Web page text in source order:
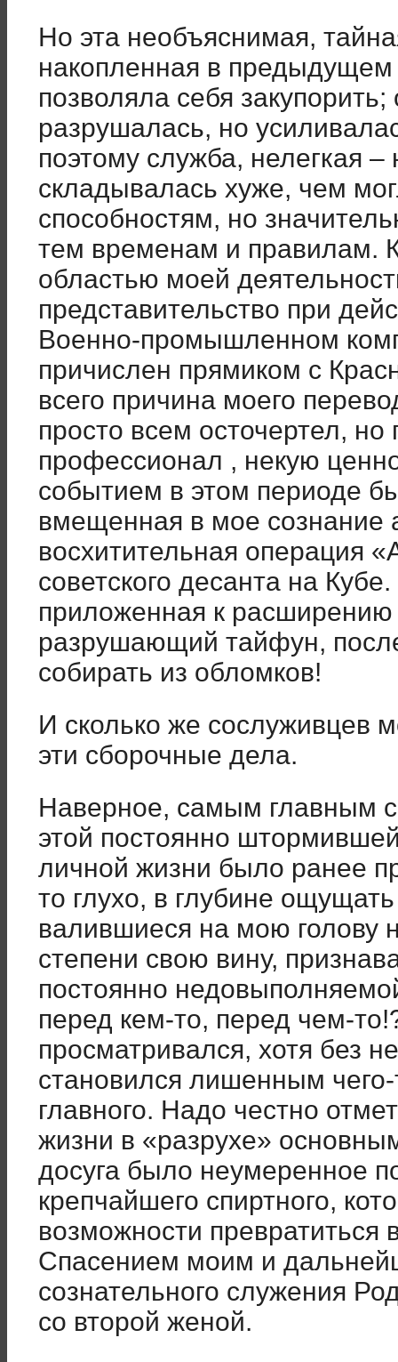
Но эта необъяснимая,
накопленная в
позволяла себя
разрушалась, но
поэтому служба, нелегкая
складывалась хуже, чем
способностям, но
тем временам и правилам.
областью моей
представительство при
Военно-промышленном
причислен прямиком с
всего причина моего
просто всем осточертел, но
профессионал , некую
событием в этом периоде
вмещенная в мое сознание
восхитительная операция
советского десанта на
приложенная к расширению
разрушающий тайфун,
собирать из обломков!
И сколько же сослуживцев
эти сборочные дела.
Наверное, самым главным
этой постоянно
личной жизни было ранее
то глухо, в глубине
валившиеся на мою голову
степени свою вину,
постоянно
перед кем-то, перед чем-
просматривался, хотя без
становился лишенным
главного. Надо честно
жизни в «разрухе»
досуга было неумеренное
крепчайшего спиртного,
возможности превратиться
Спасением моим и
сознательного служения
со второй женой.